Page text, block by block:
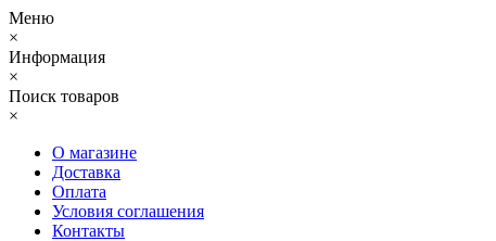
Меню
×
Информация
×
Поиск товаров
×
О магазине
Доставка
Оплата
Условия соглашения
Контакты